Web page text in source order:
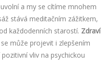
a my se cítíme mnohem
stává meditačním zážitkem,
každodenních starostí. Zdraví
může projevit i zlepšením
vliv na psychickou